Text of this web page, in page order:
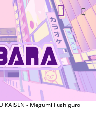
KOŠÍK
KAISEN - Megumi Fushiguro